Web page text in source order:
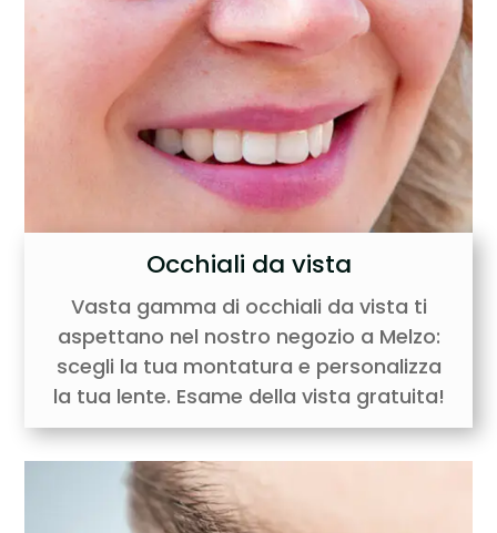
Occhiali da vista
Vasta gamma di occhiali da vista ti
aspettano nel nostro negozio a Melzo:
scegli la tua montatura e personalizza
la tua lente. Esame della vista gratuita!